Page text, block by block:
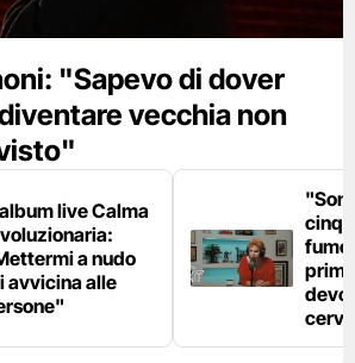
"Sapevo di dover
vecchia non
live Calma
a nudo
avvicina alle
fumo
devo